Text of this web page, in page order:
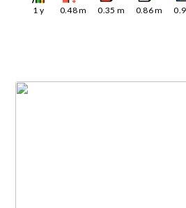
1 y 0.48m 0.35 m 0.86m